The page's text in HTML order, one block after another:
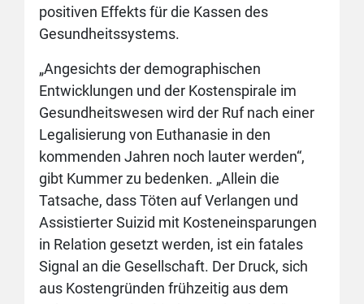
positiven Effekts für die Kassen des
Gesundheitssystems.
„Angesichts der demographischen
Entwicklungen und der Kostenspirale im
Gesundheitswesen wird der Ruf nach einer
Legalisierung von Euthanasie in den
kommenden Jahren noch lauter werden“,
gibt Kummer zu bedenken. „Allein die
Tatsache, dass Töten auf Verlangen und
Assistierter Suizid mit Kosteneinsparungen
in Relation gesetzt werden, ist ein fatales
Signal an die Gesellschaft. Der Druck, sich
aus Kostengründen frühzeitig aus dem